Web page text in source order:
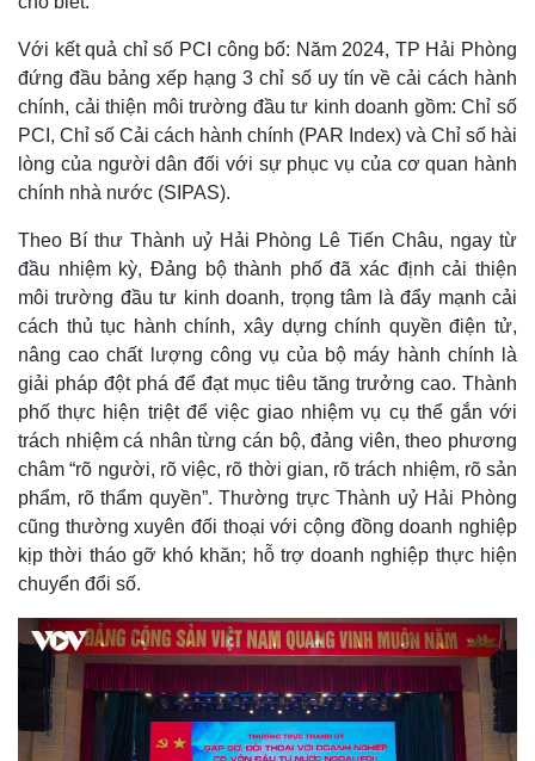
Kinh tế
Bất động sản
Khởi nghiệp
Thị trường
Giá vàng
Tiêu dùng
Tỷ giá
Chứng khoán
Giá cà phê
Với kết quả chỉ số PCI công bố: Năm 2024, TP Hải Phòng
đứng đầu bảng xếp hạng 3 chỉ số uy tín về cải cách hành
chính, cải thiện môi trường đầu tư kinh doanh gồm: Chỉ số
PCI, Chỉ số Cải cách hành chính (PAR Index) và Chỉ số hài
lòng của người dân đối với sự phục vụ của cơ quan hành
chính nhà nước (SIPAS).
Theo Bí thư Thành uỷ Hải Phòng Lê Tiến Châu, ngay từ
đầu nhiệm kỳ, Đảng bộ thành phố đã xác định cải thiện
môi trường đầu tư kinh doanh, trọng tâm là đẩy mạnh cải
cách thủ tục hành chính, xây dựng chính quyền điện tử,
nâng cao chất lượng công vụ của bộ máy hành chính là
giải pháp đột phá để đạt mục tiêu tăng trưởng cao. Thành
phố thực hiện triệt để việc giao nhiệm vụ cụ thể gắn với
trách nhiệm cá nhân từng cán bộ, đảng viên, theo phương
châm “rõ người, rõ việc, rõ thời gian, rõ trách nhiệm, rõ sản
phẩm, rõ thẩm quyền”. Thường trực Thành uỷ Hải Phòng
cũng thường xuyên đối thoại với cộng đồng doanh nghiệp
kịp thời tháo gỡ khó khăn; hỗ trợ doanh nghiệp thực hiện
chuyển đổi số.